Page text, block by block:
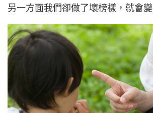
另一方面我們卻做了壞榜樣，就會變